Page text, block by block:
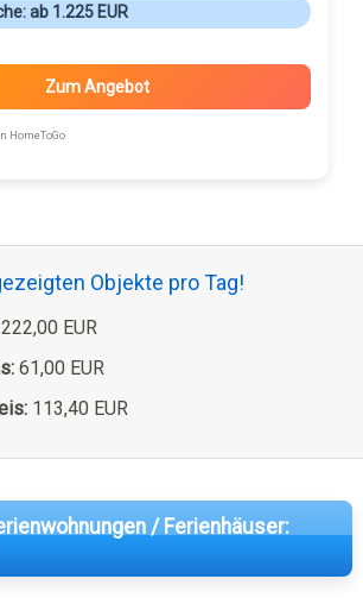
ab 1.225 EUR
Zum Angebot
HomeToGo
Objekte pro Tag!
EUR
61,00 EUR
113,40 EUR
/ Ferienhäuser: